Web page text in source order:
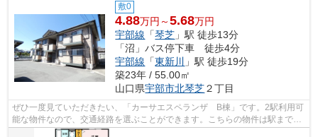
敷0
4.88万円～5.68万円
宇部線 「琴芝 」駅 徒歩13分
「沼」バス停下車 徒歩4分
宇部線 「東新川
」駅 徒歩19分
築23年 / 55.00㎡
山口県宇部市北琴芝２丁目
ぜひ一度見ていただきたい、「カーサエスペランザ B棟」です。2駅利用可
能な物件なので、交通経路を選ぶことができます。こちらの物件は駅まで徒
歩で13分で到着します。使い勝手の良...